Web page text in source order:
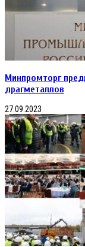
Минпромторг
драгметаллов
27.09.2023